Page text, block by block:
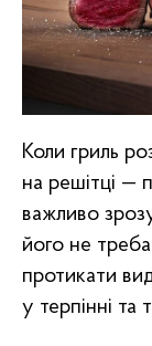
Коли гриль
на решітці —
важливо
його не
протикати
у терпінні та